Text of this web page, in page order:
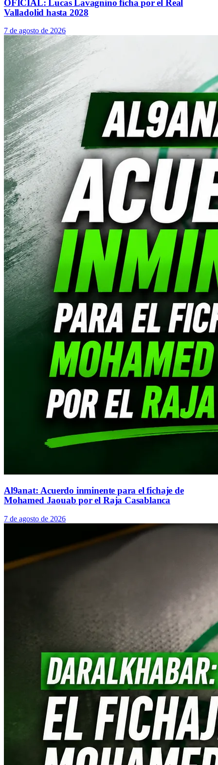
OFICIAL: Lucas Lavagnino ficha por el Real
Valladolid hasta 2028
7 de agosto de 2026
Al9anat: Acuerdo inminente para el fichaje de
Mohamed Jaouab por el Raja Casablanca
7 de agosto de 2026